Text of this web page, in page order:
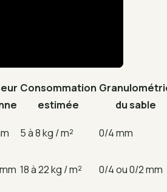
Consommation
estimée
du sable
5 à 8 kg / m²
0/4 mm
18 à 22 kg / m²
0/4 ou 0/2 mm